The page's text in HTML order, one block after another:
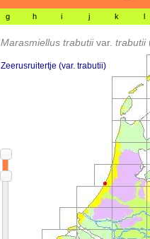
g h i j k l
Marasmiellus trabutiivar. trabutii
Zeerusruitertje (var. trabutii)